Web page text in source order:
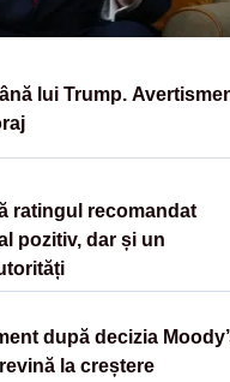
lui Trump.
ratingul recomandat
pozitiv, dar și un
după decizia
la creștere